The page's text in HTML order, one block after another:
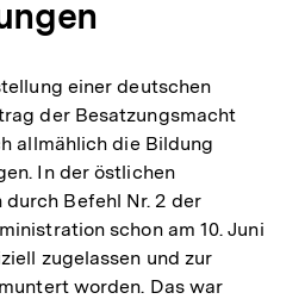
einer deutschen
der Besatzungsmacht
allmählich die Bildung
In der östlichen
Befehl Nr. 2 der
schon am 10. Juni
zugelassen und zur
worden. Das war